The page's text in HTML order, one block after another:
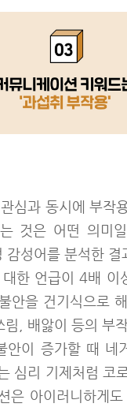
심과 동시에 부작
것은 어떤 의미
감성어를 분석한
대한 언급이 4배
안을 건기식으로
림, 배앓이 등의 부
안이 증가할 때 네
심리 기제처럼 코
은 아이러니하게도